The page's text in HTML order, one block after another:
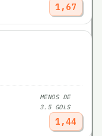
1,67
MENOS DE
3.5 GOLS
1,44